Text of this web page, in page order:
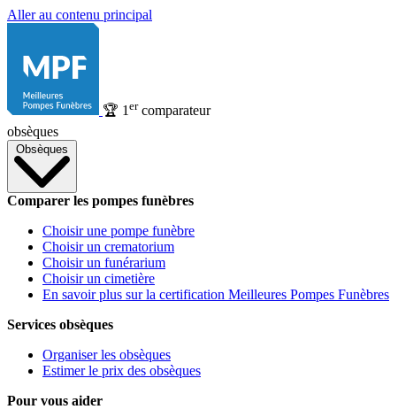
Aller au contenu principal
🏆 1 ercomparateur
obsèques
Obsèques
Comparer les pompes funèbres
Choisir une pompe funèbre
Choisir un crematorium
Choisir un funérarium
Choisir un cimetière
En savoir plus sur la certification Meilleures Pompes Funèbres
Services obsèques
Organiser les obsèques
Estimer le prix des obsèques
Pour vous aider